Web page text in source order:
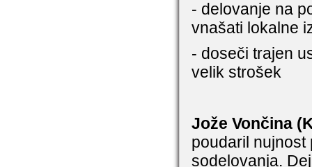
- delovanje na
vnašati lokalne
- doseči trajen
velik strošek
Jože Vončina
poudaril
sodelovanja.